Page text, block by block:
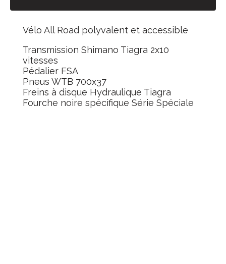
Vélo All Road polyvalent et accessible
Transmission Shimano Tiagra 2x10
vitesses
Pédalier FSA
Pneus WTB 700x37
Freins à disque Hydraulique Tiagra
Fourche noire spécifique Série Spéciale